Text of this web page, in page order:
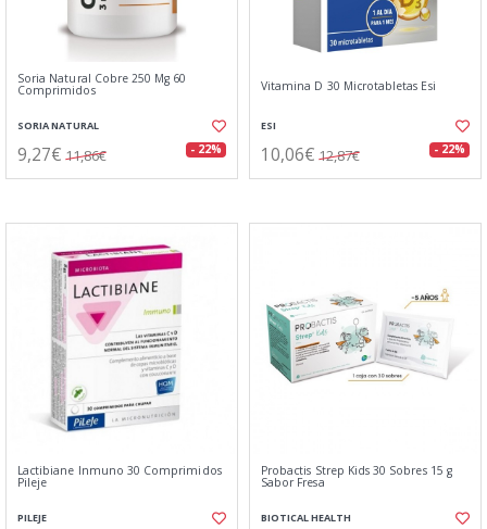
Soria Natural Cobre 250 Mg 60
Comprimidos
SORIA NATURAL
9,27€ 11,86€ - 22%
Vitamina D 30 Microtabletas Esi
ESI
10,06€ 12,87€ - 22%
Lactibiane Inmuno 30 Comprimidos
Pileje
PILEJE
Probactis Strep Kids 30 Sobres 15 g
Sabor Fresa
BIOTICAL HEALTH